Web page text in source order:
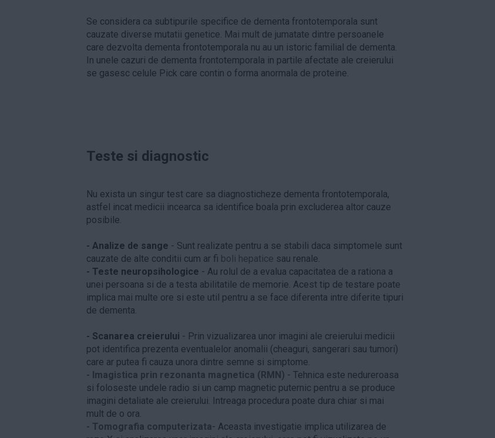
Se considera ca subtipurile specifice de dementa frontotemporala sunt
cauzate diverse mutatii genetice. Mai mult de jumatate dintre persoanele
care dezvolta dementa frontotemporala nu au un istoric familial de dementa.
In unele cazuri de dementa frontotemporala in partile afectate ale creierului
se gasesc celule Pick care contin o forma anormala de proteine.
Teste si diagnostic
Nu exista un singur test care sa diagnosticheze dementa frontotemporala,
astfel incat medicii incearca sa identifice boala prin excluderea altor cauze
posibile.
- Analize de sange - Sunt realizate pentru a se stabili daca simptomele sunt
cauzate de alte conditii cum ar fi boli hepatice sau renale.
- Teste neuropsihologice - Au rolul de a evalua capacitatea de a rationa a
unei persoana si de a testa abilitatile de memorie. Acest tip de testare poate
implica mai multe ore si este util pentru a se face diferenta intre diferite tipuri
de dementa.
- Scanarea creierului - Prin vizualizarea unor imagini ale creierului medicii
pot identifica prezenta eventualelor anomalii (cheaguri, sangerari sau tumori)
care ar putea fi cauza unora dintre semne si simptome.
- Imagistica prin rezonanta magnetica (RMN) - Tehnica este nedureroasa
si foloseste undele radio si un camp magnetic puternic pentru a se produce
imagini detaliate ale creierului. Intreaga procedura poate dura chiar si mai
mult de o ora.
- Tomografia computerizata- Aceasta investigatie implica utilizarea de